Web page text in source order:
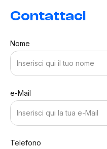
Contattaci
Nome
e-Mail
Telefono